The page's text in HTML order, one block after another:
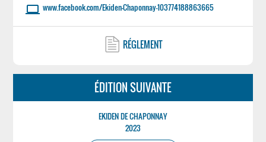
laptop www.facebook.com/Ekiden-Chaponnay-103774188863665
RÉGLEMENT
ÉDITION SUIVANTE
EKIDEN DE CHAPONNAY
2023